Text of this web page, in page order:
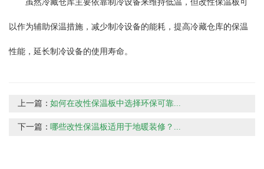
虽然冷藏仓库主要依靠制冷设备来维持低温，但改性保温板可
以作为辅助保温措施，减少制冷设备的能耗，提高冷藏仓库的保温
性能，延长制冷设备的使用寿命。
上一篇：如何在改性保温板中选择环保可靠...
下一篇： 哪些改性保温板适用于地暖装修？...